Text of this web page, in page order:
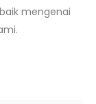
mengenai